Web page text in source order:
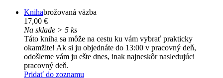
Knihabrožovaná väzba
17,00 €
Na sklade > 5 ks
Táto kniha sa môže na cestu ku vám vybrať prakticky
okamžite! Ak si ju objednáte do 13:00 v pracovný deň,
odošleme vám ju ešte dnes, inak najneskôr nasledujúci
pracovný deň.
Pridať do zoznamu